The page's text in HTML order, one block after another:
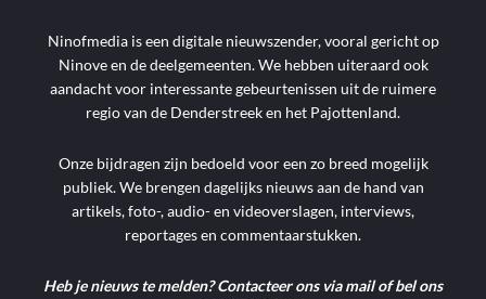
Ninofmedia is een digitale nieuwszender, vooral gericht op
Ninove en de deelgemeenten. We hebben uiteraard ook
aandacht voor interessante gebeurtenissen uit de ruimere
regio van de Denderstreek en het Pajottenland.
Onze bijdragen zijn bedoeld voor een zo breed mogelijk
publiek. We brengen dagelijks nieuws aan de hand van
artikels, foto-, audio- en videoverslagen, interviews,
reportages en commentaarstukken.
Heb je nieuws te melden? Contacteer ons via mail of bel ons